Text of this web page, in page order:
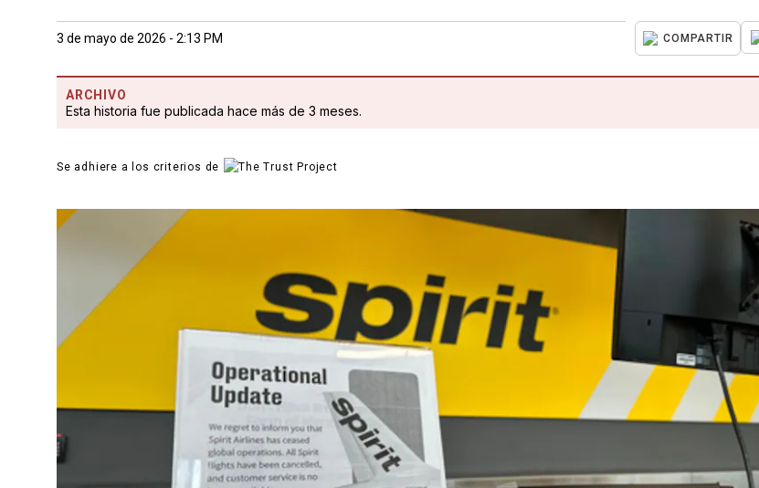
3 de mayo de 2026 - 2:13 PM COMPARTIR
ARCHIVO
Esta historia fue publicada hace más de 3 meses.
Se adhiere a los criterios de